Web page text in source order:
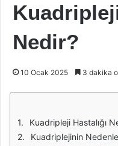
Nedir?
10 Ocak 2025 3 dakika
Kuadripleji Hastalığı
Kuadriplejinin